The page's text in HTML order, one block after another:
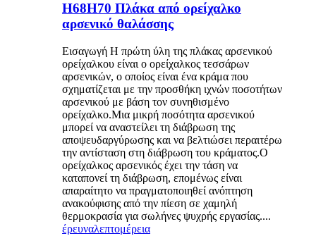
H68H70 Πλάκα από ορείχαλκο
αρσενικό θαλάσσης
Εισαγωγή Η πρώτη ύλη της πλάκας αρσενικού
ορείχαλκου είναι ο ορείχαλκος τεσσάρων
αρσενικών, ο οποίος είναι ένα κράμα που
σχηματίζεται με την προσθήκη ιχνών ποσοτήτων
αρσενικού με βάση τον συνηθισμένο
ορείχαλκο.Μια μικρή ποσότητα αρσενικού
μπορεί να αναστείλει τη διάβρωση της
αποψευδαργύρωσης και να βελτιώσει περαιτέρω
την αντίσταση στη διάβρωση του κράματος.Ο
ορείχαλκος αρσενικός έχει την τάση να
καταπονεί τη διάβρωση, επομένως είναι
απαραίτητο να πραγματοποιηθεί ανόπτηση
ανακούφισης από την πίεση σε χαμηλή
θερμοκρασία για σωλήνες ψυχρής εργασίας....
έρευναλεπτομέρεια